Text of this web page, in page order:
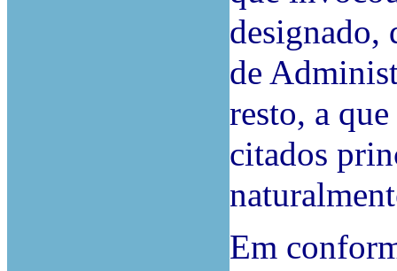
designado,
de
resto, a
citados
Em